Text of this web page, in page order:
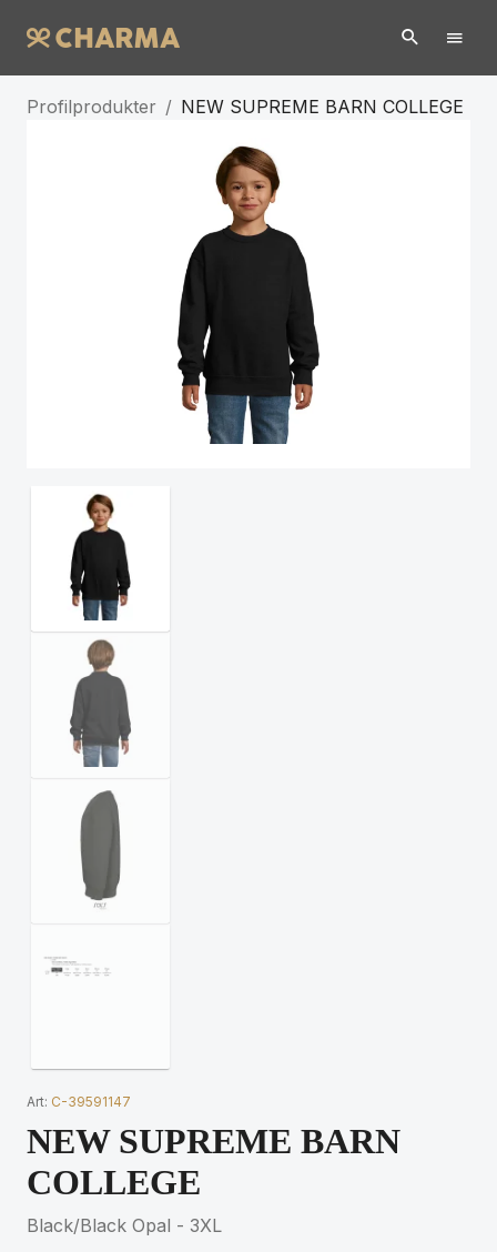
Profilprodukter / NEW SUPREME BARN COLLEGE
Art: C-39591147
NEW SUPREME BARN
COLLEGE
Black/Black Opal - 3XL